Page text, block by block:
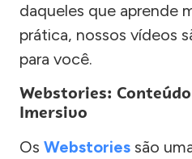
daqueles que aprende
prática, nossos vídeos
para você.
Webstories:
Imersivo
Os Webstories são